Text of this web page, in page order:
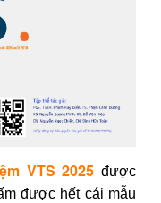
VTS 2025 được
được hết cái mẫu